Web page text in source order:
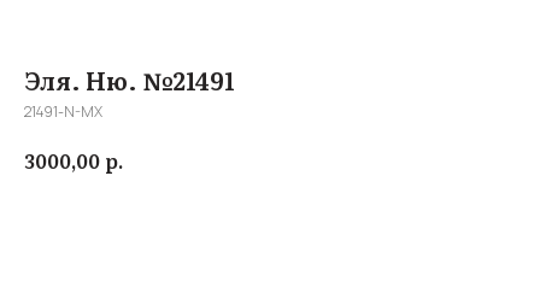
Эля. Ню. №21491
21491-N-MX
3000,00 р.